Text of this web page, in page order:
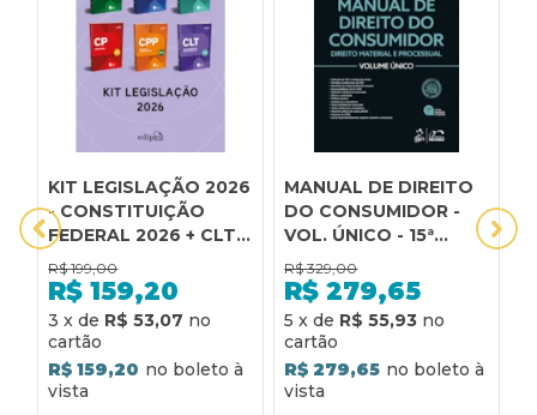
KIT LEGISLAÇÃO 2026
- CONSTITUIÇÃO
FEDERAL 2026 + CLT
2026 + CÓDIGO CIVIL
2026 + CÓDIGO DE
PROCESSO CIVIL 2026
+ CÓDIGO PENAL
2026 + CÓDIGO DE
PROCESSO PENAL
2026
R$ 199,00
R$ 159,20
3 x de R$ 53,07
R$ 159,20
MANUAL DE DIREITO
DO CONSUMIDOR -
VOL. ÚNICO - 15ª
EDIÇÃO 2026
R$ 329,00
R$ 279,65
5 x de R$ 55,93
R$ 279,65